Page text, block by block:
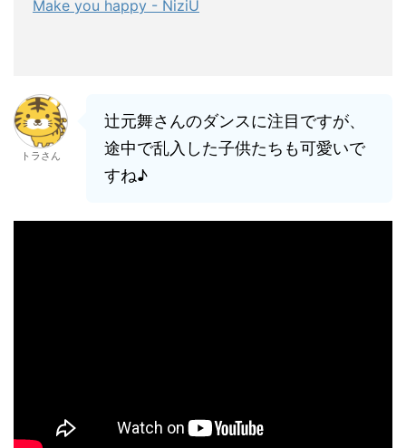
Make you happy - NiziU
トラさん
辻元舞さんのダンスに注目ですが、
途中で乱入した子供たちも可愛いで
すね♪